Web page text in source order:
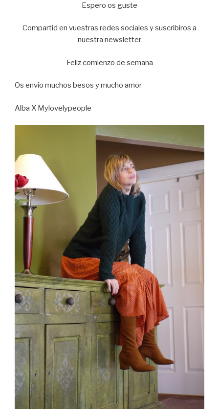
Espero os guste
Compartid en vuestras redes sociales y suscribiros a
nuestra newsletter
Feliz comienzo de semana
Os envío muchos besos y mucho amor
Alba X Mylovelypeople